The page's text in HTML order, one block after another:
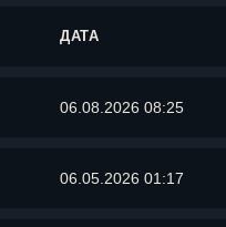
ДАТА
06.08.2026 08:25
06.05.2026 01:17